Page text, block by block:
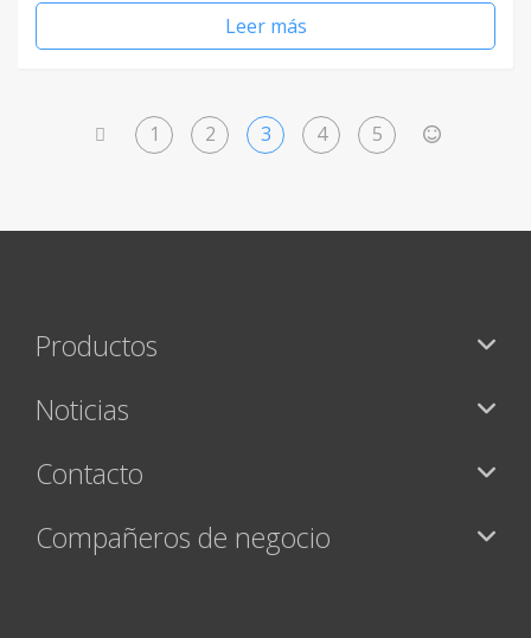
Leer más
1 2 3 4 5
Productos
Noticias
Contacto
Compañeros de negocio